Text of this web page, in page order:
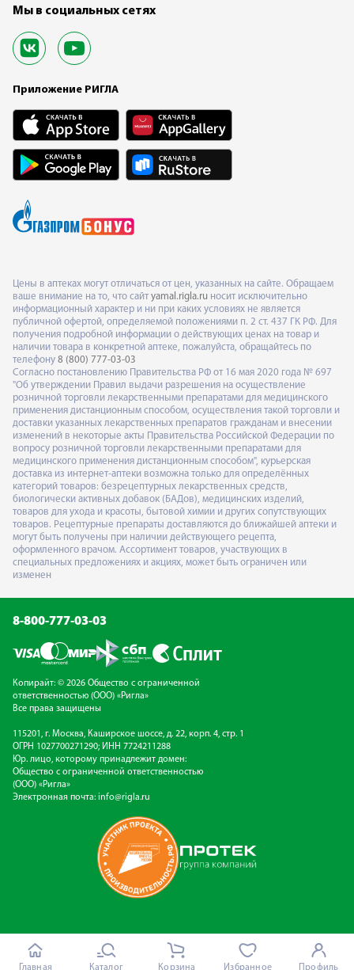
Мы в социальных сетях
Приложение РИГЛА
Цены в аптеках могут отличаться от цен, указанных на сайте. Обращаем
ваше внимание на то, что сайт yamal.rigla.ru носит исключительно
информационный характер и ни при каких условиях не является
публичной офертой, определяемой положениями п. 2 ст. 437 ГК РФ. Для
получения подробной информации о действующих ценах на товар и
наличии товара в конкретной аптеке, пожалуйста, обращайтесь по
телефону 8 (800) 777-03-03
Согласно постановлению Правительства РФ от 16 мая 2020 года № 697
"Об утверждении Правил выдачи разрешения на осуществление
розничной торговли лекарственными препаратами для медицинского
применения дистанционным способом, осуществления такой торговли и
доставки указанных лекарственных препаратов гражданам и внесении
изменений в некоторые акты Правительства Российской Федерации по
вопросу розничной торговли лекарственными препаратами для
медицинского применения дистанционным способом", курьерская
доставка из интернет-аптеки возможна только для определённых
категорий товаров: безрецептурных лекарственных средств,
биологически активных добавок (БАДов), медицинских изделий,
товаров для ухода и красоты, бытовой химии и других сопутствующих
товаров. Рецептурные препараты доставляются до ближайшей аптеки и
могут быть получены при наличии действующего рецепта,
оформленного врачом. Ассортимент товаров, участвующих в
специальных предложениях и акциях, может быть ограничен или
изменен
8-800-777-03-03
Копирайт: © 2026 Общество с ограниченной
ответственностью (ООО) «Ригла»
Все права защищены
115201, г. Москва, Каширское шоссе, д. 22, корп. 4, стр. 1
ОГРН 1027700271290; ИНН 7724211288
Юр. лицо, которому принадлежит домен:
Общество с ограниченной ответственностью
(ООО) «Ригла»
Электронная почта: info@rigla.ru
Главная Каталог Корзина Избранное Профиль